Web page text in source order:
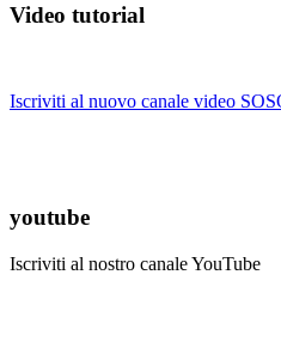
Video tutorial
Iscriviti al nuovo canale video
youtube
Iscriviti al nostro canale YouTube